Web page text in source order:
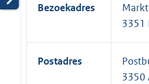
Bezoekadres
3351
Postadres
3350